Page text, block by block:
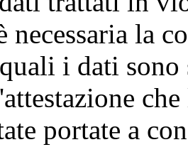
necessaria la
i dati sono
portate a